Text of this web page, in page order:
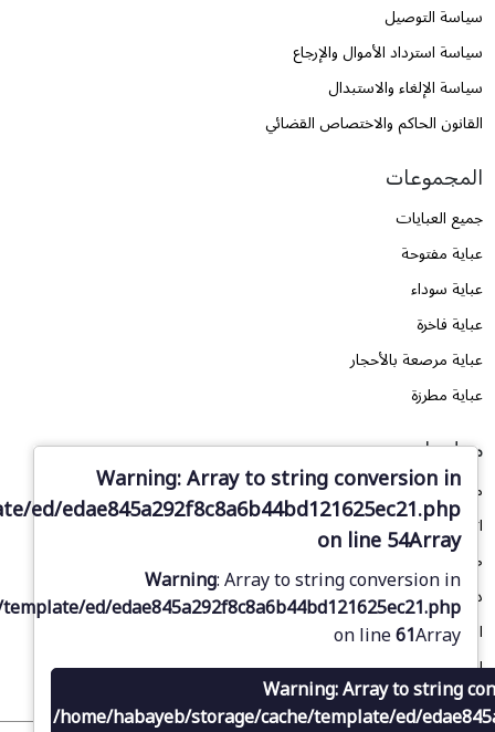
سياسة التوصيل
سياسة استرداد الأموال والإرجاع
سياسة الإلغاء والاستبدال
القانون الحاكم والاختصاص القضائي
معلومات
من نحن
اتصل بنا
طلب تصميم
دليل المقاسات
المدونة
الأسئلة الشائعة
المجموعات
جميع العبايات
عباية مفتوحة
عباية سوداء
عباية فاخرة
عباية مرصعة بالأحجار
عباية مطرزة
Warning: Array to string conversion in
edae845a292f8c8a6b44bd121625ec21.php
on line54Array
Warning: Array to string conversion in
ed/edae845a292f8c8a6b44bd121625ec21.php
on line61Array
Warning: Array to string
/home/habayeb/storage/cache/template/ed/